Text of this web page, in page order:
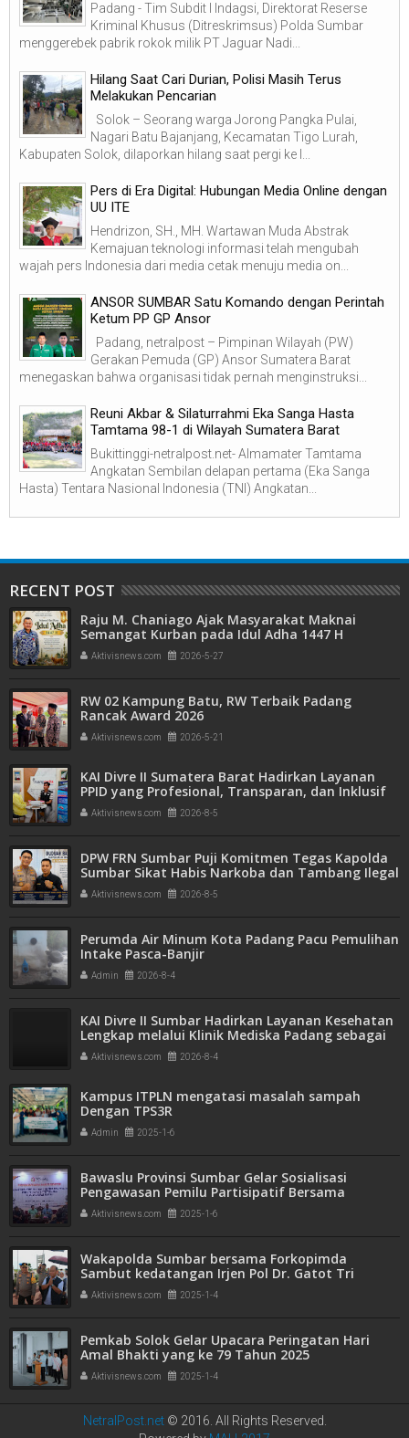
Padang - Tim Subdit I Indagsi, Direktorat Reserse
Kriminal Khusus (Ditreskrimsus) Polda Sumbar
menggerebek pabrik rokok milik PT Jaguar Nadi...
Hilang Saat Cari Durian, Polisi Masih Terus
Melakukan Pencarian
Solok – Seorang warga Jorong Pangka Pulai,
Nagari Batu Bajanjang, Kecamatan Tigo Lurah,
Kabupaten Solok, dilaporkan hilang saat pergi ke l...
Pers di Era Digital: Hubungan Media Online dengan
UU ITE
Hendrizon, SH., MH. Wartawan Muda Abstrak
Kemajuan teknologi informasi telah mengubah
wajah pers Indonesia dari media cetak menuju media on...
ANSOR SUMBAR Satu Komando dengan Perintah
Ketum PP GP Ansor
Padang, netralpost – Pimpinan Wilayah (PW)
Gerakan Pemuda (GP) Ansor Sumatera Barat
menegaskan bahwa organisasi tidak pernah menginstruksi...
Reuni Akbar & Silaturrahmi Eka Sanga Hasta
Tamtama 98-1 di Wilayah Sumatera Barat
Bukittinggi-netralpost.net- Almamater Tamtama
Angkatan Sembilan delapan pertama (Eka Sanga
Hasta) Tentara Nasional Indonesia (TNI) Angkatan...
RECENT POST
Raju M. Chaniago Ajak Masyarakat Maknai
Semangat Kurban pada Idul Adha 1447 H
Aktivisnews.com 2026-5-27
RW 02 Kampung Batu, RW Terbaik Padang
Rancak Award 2026
Aktivisnews.com 2026-5-21
KAI Divre II Sumatera Barat Hadirkan Layanan
PPID yang Profesional, Transparan, dan Inklusif
untuk Mempermudah Akses Informasi Publik
Aktivisnews.com 2026-8-5
DPW FRN Sumbar Puji Komitmen Tegas Kapolda
Sumbar Sikat Habis Narkoba dan Tambang Ilegal
Aktivisnews.com 2026-8-5
Perumda Air Minum Kota Padang Pacu Pemulihan
Intake Pasca-Banjir
Admin 2026-8-4
KAI Divre II Sumbar Hadirkan Layanan Kesehatan
Lengkap melalui Klinik Mediska Padang sebagai
Fasilitas Kesehatan Tingkat Pertama (FKTP)
Aktivisnews.com 2026-8-4
Kampus ITPLN mengatasi masalah sampah
Dengan TPS3R
Admin 2025-1-6
Bawaslu Provinsi Sumbar Gelar Sosialisasi
Pengawasan Pemilu Partisipatif Bersama
Pemantau Pemilihan dan Organisasi Masyarakat
Aktivisnews.com 2025-1-6
Wakapolda Sumbar bersama Forkopimda
Sambut kedatangan Irjen Pol Dr. Gatot Tri
Suryanta, MSi, CSFA, di Bandara Internasional
Minangkabau
Aktivisnews.com 2025-1-4
Pemkab Solok Gelar Upacara Peringatan Hari
Amal Bhakti yang ke 79 Tahun 2025
Aktivisnews.com 2025-1-4
NetralPost.net© 2016. All Rights Reserved.